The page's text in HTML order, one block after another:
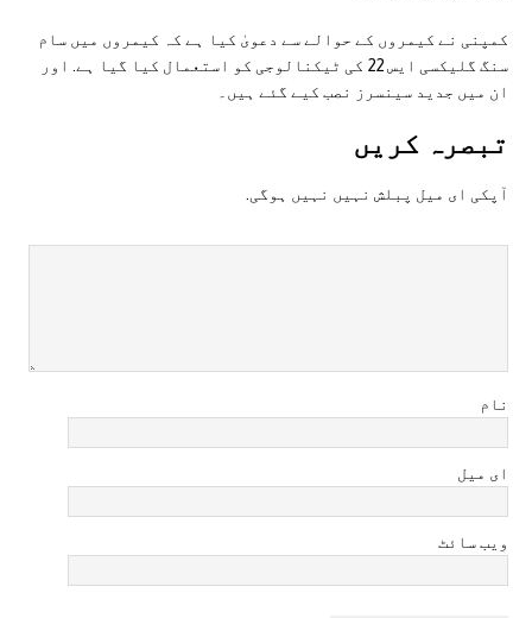
کمپنی نے کیمروں کے حوالے سے دعویٰ کیا ہے کہ کیمروں میں سام
سنگ گلیکسی ایس 22 کی ٹیکنالوجی کو استعمال کیا گیا ہے. اور
ان میں جدید سینسرز نصب کیے گئے ہیں۔
تبصرہ کريں
آپکی ای ميل پبلش نہيں نہيں ہوگی.
نام
ای میل
ویب سائٹ